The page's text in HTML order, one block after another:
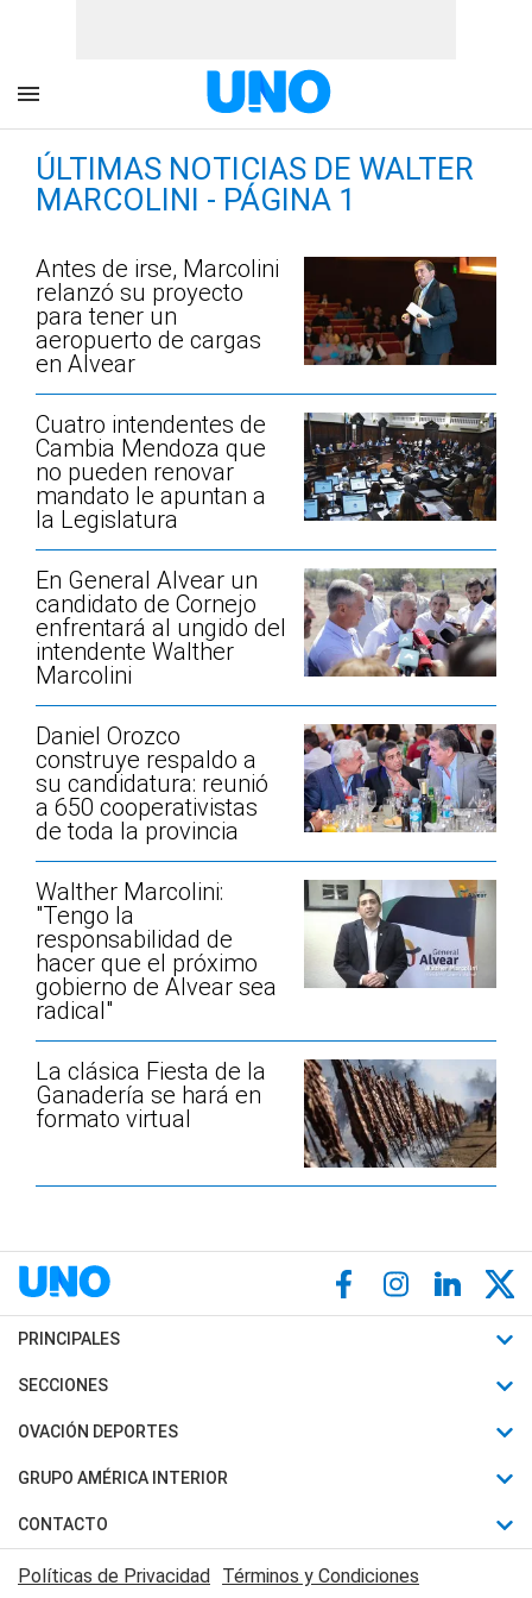
ÚLTIMAS NOTICIAS DE WALTER
MARCOLINI - PÁGINA 1
Antes de irse, Marcolini
relanzó su proyecto
para tener un
aeropuerto de cargas
en Alvear
Cuatro intendentes de
Cambia Mendoza que
no pueden renovar
mandato le apuntan a
la Legislatura
En General Alvear un
candidato de Cornejo
enfrentará al ungido del
intendente Walther
Marcolini
Daniel Orozco
construye respaldo a
su candidatura: reunió
a 650 cooperativistas
de toda la provincia
Walther Marcolini:
"Tengo la
responsabilidad de
hacer que el próximo
gobierno de Alvear sea
radical"
La clásica Fiesta de la
Ganadería se hará en
formato virtual
PRINCIPALES
Últimas Noticias
Política
Judiciales
Economia
SECCIONES
Horóscopo
Motores
Trucos caseros
Series y Películas
OVACIÓN DEPORTES
Fútbol
Mundial
Automovilismo
Rugby
GRUPO AMÉRICA INTERIOR
Canal 7 en Vivo
CONTACTO
Acerca de Nosotros
Políticas de Privacidad Términos y Condiciones